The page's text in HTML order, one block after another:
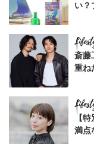
い？
斎藤
重ね
【
満点